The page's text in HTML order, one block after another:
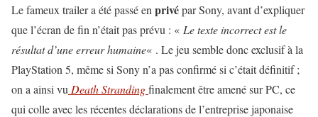
Le fameux trailer a été passé en privépar Sony, avant d’expliquer
que l’écran de fin n’était pas prévu : « Le texte incorrect est le
résultat d’une erreur humaine« . Le jeu semble donc exclusif à la
PlayStation 5, même si Sony n’a pas confirmé si c’était définitif ;
on a ainsi vu Death Strandingfinalement être amené sur PC, ce
qui colle avec les récentes déclarations de l’entreprise japonaise